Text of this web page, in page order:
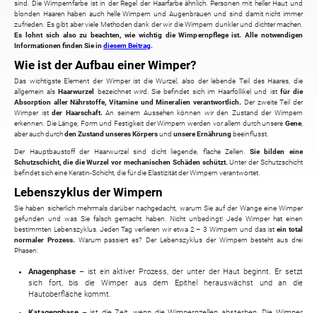
sind. Die Wimpernfarbe ist in der Regel der Haarfarbe ähnlich. Personen mit heller Haut und
blonden Haaren haben auch helle Wimpern und Augenbrauen und sind damit nicht immer
zufrieden. Es gibt aber viele Methoden dank der wir die Wimpern dunkler und dichter machen.
Es lohnt sich also zu beachten, wie wichtig die Wimpernpflege ist. Alle notwendigen
Informationen finden Sie in diesem Beitrag.
Wie ist der Aufbau einer Wimper?
Das wichtigste Element der Wimper ist die Wurzel, also der lebende Teil des Haares, die
allgemein alsHaarwurzel bezeichnet wird. Sie befindet sich im Haarfollikel und ist für die
Absorption aller Nährstoffe, Vitamine und Mineralien verantwortlich. Der zweite Teil der
Wimper istder Haarschaft. An seinem Aussehen können wir den Zustand der Wimpern
erkennen. Die Länge, Form und Festigkeit der Wimpern werden vor allem durch unsere Gene,
aber auch durchden Zustand unseres Körpersund unsere Ernährung beeinflusst.
Der Hauptbaustoff der Haarwurzel sind dicht liegende, flache Zellen. Sie bilden eine
Schutzschicht, die die Wurzel vor mechanischen Schäden schützt. Unter der Schutzschicht
befindet sich eine Keratin-Schicht, die für die Elastizität der Wimpern verantwortet.
Lebenszyklus der Wimpern
Sie haben sicherlich mehrmals darüber nachgedacht, warum Sie auf der Wange eine Wimper
gefunden und was Sie falsch gemacht haben. Nicht unbedingt! Jede Wimper hat einen
bestimmten Lebenszyklus. Jeden Tag verlieren wir etwa 2 – 3 Wimpern und das istein total
normaler Prozess. Warum passiert es? Der Lebenszyklus der Wimpern besteht aus drei
Phasen:
Anagenphase – ist ein aktiver Prozess, der unter der Haut beginnt. Er setzt
sich fort, bis die Wimper aus dem Epithel herauswächst und an die
Hautoberfläche kommt.